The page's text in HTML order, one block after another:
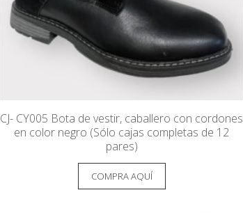
CJ- CY005 Bota de vestir, caballero con cordones
en color negro (Sólo cajas completas de 12
pares)
COMPRA AQUÍ